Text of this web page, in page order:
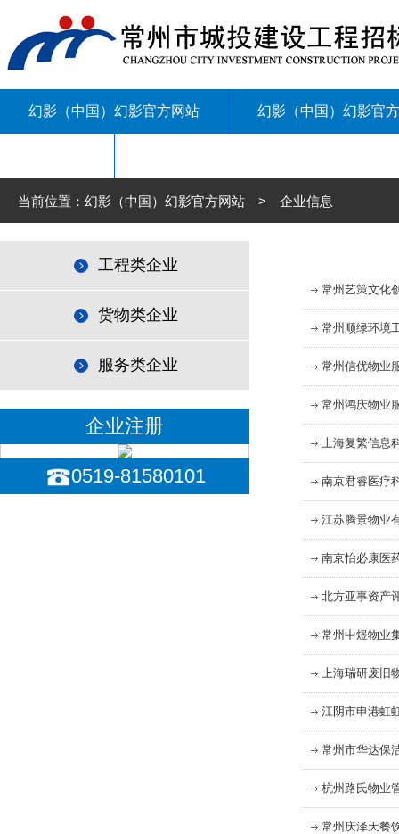
幻影（中国）幻影官方网站 幻影（中国）幻影官
当前位置：幻影（中国）幻影官方网站 > 企业信息
工程类企业
货物类企业
服务类企业
企业注册
0519-81580101
常州艺策文化
常州顺绿环境
常州信优物业
常州鸿庆物业
上海复繁信息
南京君睿医疗
江苏腾景物业
南京怡必康医
北方亚事资产
常州中煜物业
上海瑞研废旧
江阴市申港虹
常州市华达保
杭州路氏物业
常州庆泽天餐